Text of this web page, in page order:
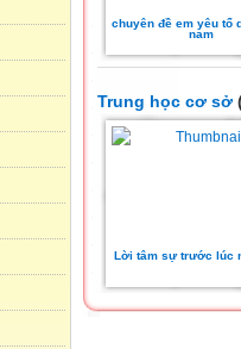
chuyên đề em yêu tổ
nam
Trung học cơ sở
Lời tâm sự trước lúc